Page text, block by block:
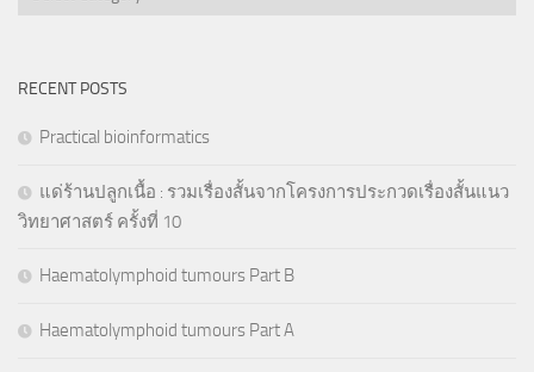
RECENT POSTS
Practical bioinformatics
แด่ร้านปลูกเนื้อ : รวมเรื่องสั้นจากโครงการประกวดเรื่องสั้นแนว
วิทยาศาสตร์ ครั้งที่ 10
Haematolymphoid tumours Part B
Haematolymphoid tumours Part A